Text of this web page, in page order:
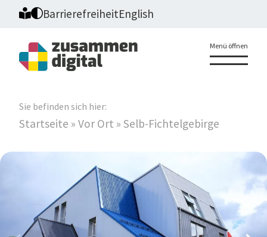
BarrierefreiheitEnglish
Menü öffnen
Sie befinden sich hier:
Startseite » Vor Ort » Selb-Fichtelgebirge